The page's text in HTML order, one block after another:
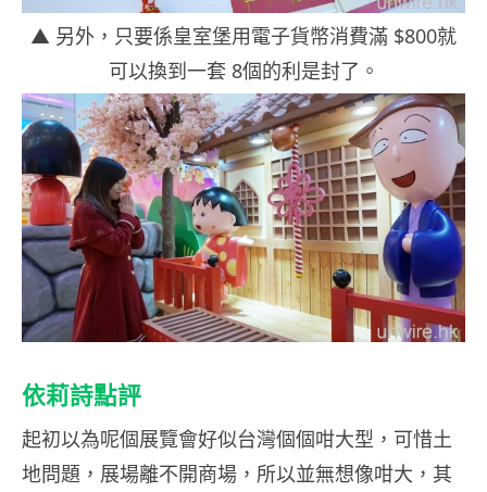
▲ 另外，只要係皇室堡用電子貨幣消費滿 $800就
可以換到一套 8個的利是封了。
依莉詩點評
起初以為呢個展覽會好似台灣個個咁大型，可惜土
地問題，展場離不開商場，所以並無想像咁大，其